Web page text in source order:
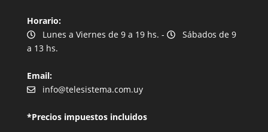
Horario:
Lunes a Viernes de 9 a 19 hs. -
Sábados de 9
a 13 hs.
Email:
info@telesistema.com.uy
*Precios impuestos incluidos